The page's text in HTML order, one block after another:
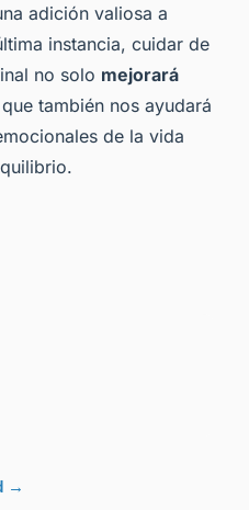
adición valiosa a
instancia, cuidar de
no solo mejorará
también nos ayudará
de la vida
→